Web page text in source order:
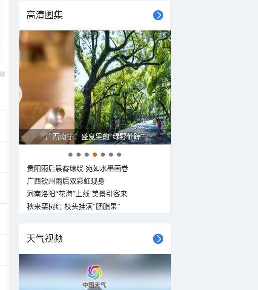
北风 东北风
<3级
东北风
<3级
东风
<3级
东北风
<3级
东北风
<3级
22°C 21°C
19°C
高清图集
广西南宁：盛夏里的“绿野仙踪”
贵阳雨后晨雾缭绕 宛如水墨画卷
广西钦州雨后双彩虹现身
河南洛阳“花海”上线 美景引客来
秋来栾树红 枝头挂满“胭脂果”
天气视频